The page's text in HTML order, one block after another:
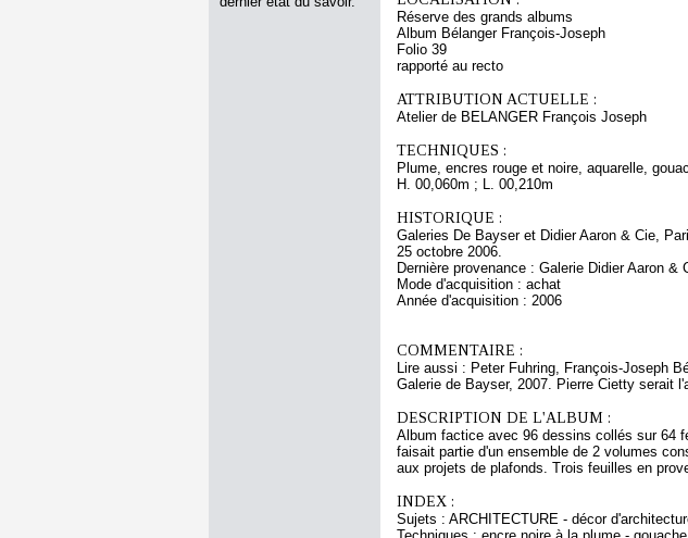
Réserve des grands albums
Album Bélanger François-Joseph
Folio 39
rapporté au recto
ATTRIBUTION ACTUELLE :
Atelier de BELANGER François Joseph
TECHNIQUES :
Plume, encres rouge et noire, aquarelle,
H. 00,060m ; L. 00,210m
HISTORIQUE :
Galeries De Bayser et Didier Aaron & Cie,
25 octobre 2006.
Dernière provenance : Galerie Didier Aaron &
Mode d'acquisition : achat
Année d'acquisition : 2006
COMMENTAIRE :
Lire aussi : Peter Fuhring, François-Joseph
Galerie de Bayser, 2007. Pierre Cietty serait
DESCRIPTION DE L'ALBUM :
Album factice avec 96 dessins collés sur 64
faisait partie d'un ensemble de 2 volumes
aux projets de plafonds. Trois feuilles en
INDEX :
Sujets : ARCHITECTURE - décor